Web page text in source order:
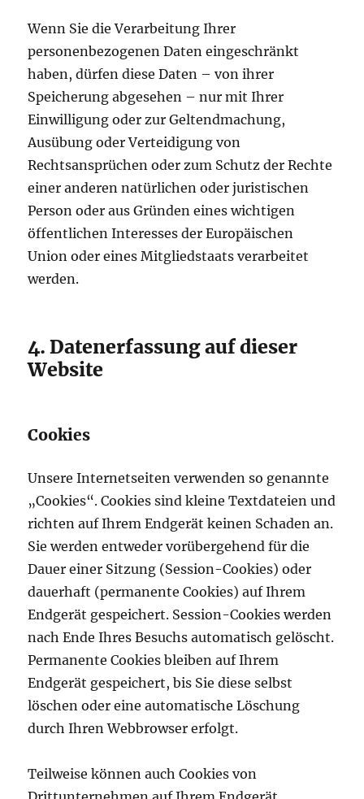
Wenn Sie die Verarbeitung Ihrer
personenbezogenen Daten eingeschränkt
haben, dürfen diese Daten – von ihrer
Speicherung abgesehen – nur mit Ihrer
Einwilligung oder zur Geltendmachung,
Ausübung oder Verteidigung von
Rechtsansprüchen oder zum Schutz der Rechte
einer anderen natürlichen oder juristischen
Person oder aus Gründen eines wichtigen
öffentlichen Interesses der Europäischen
Union oder eines Mitgliedstaats verarbeitet
werden.
4. Datenerfassung auf dieser
Website
Cookies
Unsere Internetseiten verwenden so genannte
„Cookies“. Cookies sind kleine Textdateien und
richten auf Ihrem Endgerät keinen Schaden an.
Sie werden entweder vorübergehend für die
Dauer einer Sitzung (Session-Cookies) oder
dauerhaft (permanente Cookies) auf Ihrem
Endgerät gespeichert. Session-Cookies werden
nach Ende Ihres Besuchs automatisch gelöscht.
Permanente Cookies bleiben auf Ihrem
Endgerät gespeichert, bis Sie diese selbst
löschen oder eine automatische Löschung
durch Ihren Webbrowser erfolgt.
Teilweise können auch Cookies von